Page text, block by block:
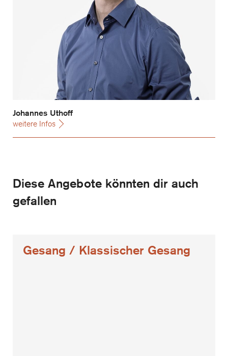
Johannes Uthoff
weitere Infos
Diese Angebote könnten dir auch
gefallen
Gesang / Klassischer Gesang